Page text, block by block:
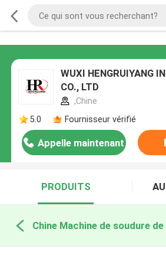
WUXI HENGRUIYANG
CO., LTD
,Chine
5.0
Fournisseur vérifié
Appelle maintenant
PRODUITS